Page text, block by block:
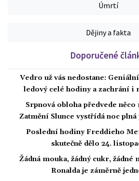
Úmrtí
Dějiny a fakta
Doporučené
Vedro už vás nedostane:
ledový celé hodiny a zachrání i
Srpnová obloha předvede
Zatmění Slunce vystřídá noc plná
Poslední hodiny Freddieho
skutečně dělo 24.
Žádná mouka, žádný cukr,
Ronalda je záměrně